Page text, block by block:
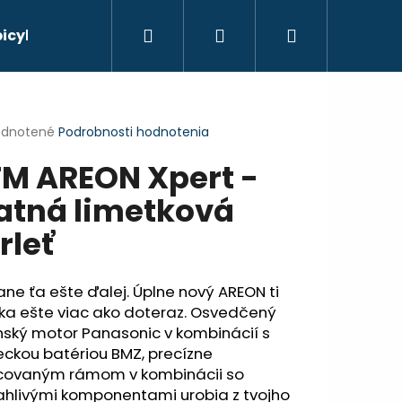
Hľadať Prihlásenie
Podrobnosti hodnotenia
AREON Xpert -
limetková
ťa ešte ďalej. Úplne nový AREON ti
ešte viac ako doteraz. Osvedčený
motor Panasonic v kombinácií s
batériou BMZ, precízne
rámom v kombinácii so
komponentami urobia z tvojho